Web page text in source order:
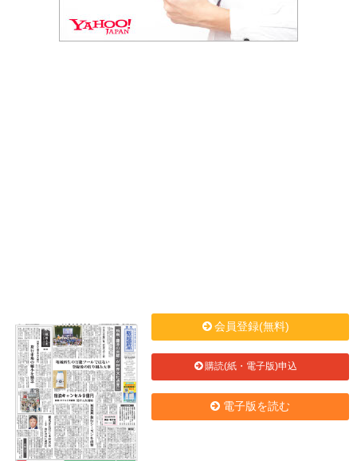
会員登録(無料)
購読(紙・電子版)申込
電子版を読む